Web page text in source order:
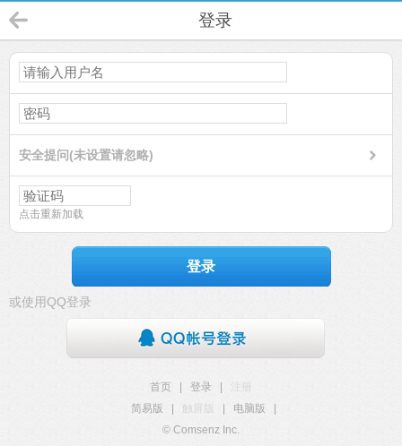
登录
安全提问(未设置请忽略)
点击重新加载
登录
或使用QQ登录
首页 登录
注册
简易版
触屏版 电脑版
© Comsenz Inc.